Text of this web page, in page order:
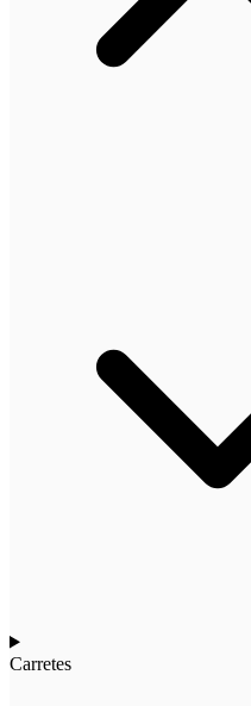
Carretes